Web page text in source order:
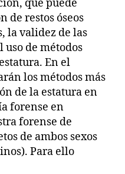
que puede
de restos óseos
la validez de las
uso de métodos
En el
los métodos más
de la estatura en
forense en
forense de
de ambos sexos
Para ello